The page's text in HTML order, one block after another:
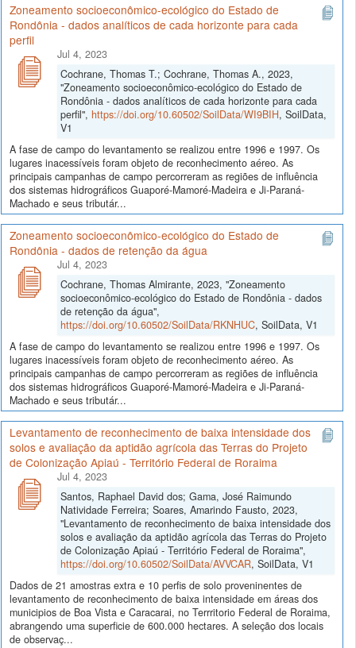
Zoneamento socioeconômico-ecológico do Estado de
Rondônia - dados analíticos de cada horizonte para cada
perfil
Jul 4, 2023
Cochrane, Thomas T.; Cochrane, Thomas A., 2023,
"Zoneamento socioeconômico-ecológico do Estado de
Rondônia - dados analíticos de cada horizonte para cada
perfil", https://doi.org/10.60502/SoilData/WI9BIH, SoilData,
V1
A fase de campo do levantamento se realizou entre 1996 e 1997. Os
lugares inacessíveis foram objeto de reconhecimento aéreo. As
principais campanhas de campo percorreram as regiões de influência
dos sistemas hidrográficos Guaporé-Mamoré-Madeira e Ji-Paraná-
Machado e seus tributár...
Zoneamento socioeconômico-ecológico do Estado de
Rondônia - dados de retenção da água
Jul 4, 2023
Cochrane, Thomas Almirante, 2023, "Zoneamento
socioeconômico-ecológico do Estado de Rondônia - dados
de retenção da água",
https://doi.org/10.60502/SoilData/RKNHUC, SoilData, V1
A fase de campo do levantamento se realizou entre 1996 e 1997. Os
lugares inacessíveis foram objeto de reconhecimento aéreo. As
principais campanhas de campo percorreram as regiões de influência
dos sistemas hidrográficos Guaporé-Mamoré-Madeira e Ji-Paraná-
Machado e seus tributár...
Levantamento de reconhecimento de baixa intensidade dos
solos e avaliação da aptidão agrícola das Terras do Projeto
de Colonização Apiaú - Território Federal de Roraima
Jul 4, 2023
Santos, Raphael David dos; Gama, José Raimundo
Natividade Ferreira; Soares, Amarindo Fausto, 2023,
"Levantamento de reconhecimento de baixa intensidade dos
solos e avaliação da aptidão agrícola das Terras do Projeto
de Colonização Apiaú - Território Federal de Roraima",
https://doi.org/10.60502/SoilData/AVVCAR, SoilData, V1
Dados de 21 amostras extra e 10 perfis de solo proveninentes de
levantamento de reconhecimento de baixa intensidade em áreas dos
municipios de Boa Vista e Caracarai, no Terrritorio Federal de Roraima,
abrangendo uma superficie de 600.000 hectares. A seleção dos locais
de observaç...